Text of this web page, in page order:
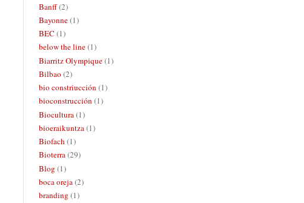
Banff(2)
Bayonne(1)
BEC (1)
below the line(1)
Biarritz Olympique(1)
Bilbao (2)
bio constriucción (1)
bioconstrucción (1)
Biocultura (1)
bioeraikuntza(1)
Biofach (1)
Bioterra(29)
Blog (1)
boca oreja(2)
branding (1)